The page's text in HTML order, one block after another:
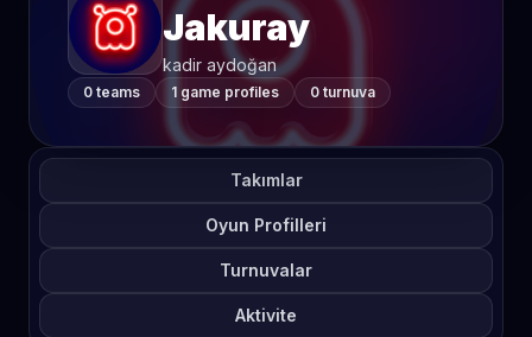
Jakuray
kadir aydoğan
0 teams 1 game profiles 0 turnuva
Takımlar
Oyun Profilleri
Turnuvalar
Aktivite